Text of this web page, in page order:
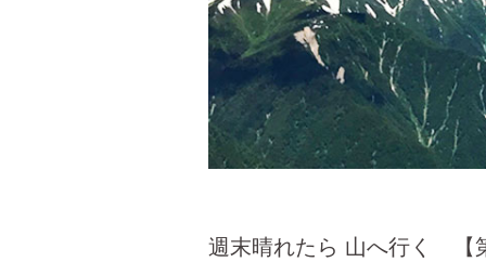
週末晴れたら 山へ行く 【